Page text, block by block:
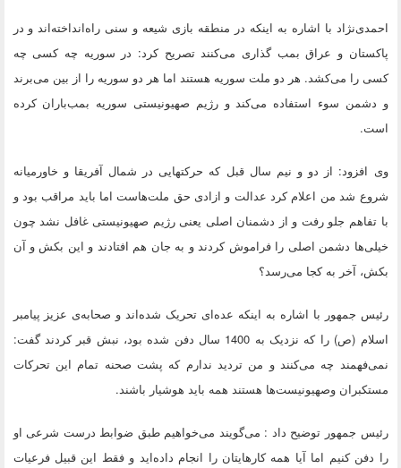
احمدی‌نژاد با اشاره به اینکه در منطقه بازی شیعه و سنی راه‌انداخته‌اند و در
پاکستان و عراق بمب ‌گذاری می‌کنند تصریح کرد:‌ در سوریه چه کسی چه
کسی را می‌کشد. هر دو ملت سوریه هستند اما هر دو سوریه را از بین می‌برند
و دشمن سوء استفاده می‌کند و رژیم صهیونیستی سوریه بمب‌باران کرده
است.
وی افزود: از دو و نیم سال قبل که حرکتهایی در شمال آفریقا و خاورمیانه
شروع شد من اعلام کرد عدالت و ازادی حق ملت‌هاست اما باید مراقب بود و
با تفاهم جلو رفت و از دشمنان اصلی یعنی رژیم صهیونیستی غافل نشد چون
خیلی‌ها دشمن اصلی را فراموش کردند و به جان هم افتادند و این بکش و آن
بکش، آخر به کجا می‌رسد؟
رئیس جمهور با اشاره به اینکه عده‌ای تحریک شده‌اند و صحابه‌ی عزیز پیامبر
اسلام (ص) را که نزدیک به 1400 سال دفن شده بود، نبش قبر کردند گفت:
نمی‌فهمند چه می‌کنند و من تردید ندارم که پشت صحنه تمام این تحرکات
مستکبران وصهیونیست‌ها هستند همه باید هوشیار باشند.
رئیس جمهور توضیح داد : می‌گویند می‌خواهیم طبق ضوابط درست شرعی او
را دفن کنیم اما آیا همه کارهایتان را انجام داده‌اید و فقط این قبیل فرعیات